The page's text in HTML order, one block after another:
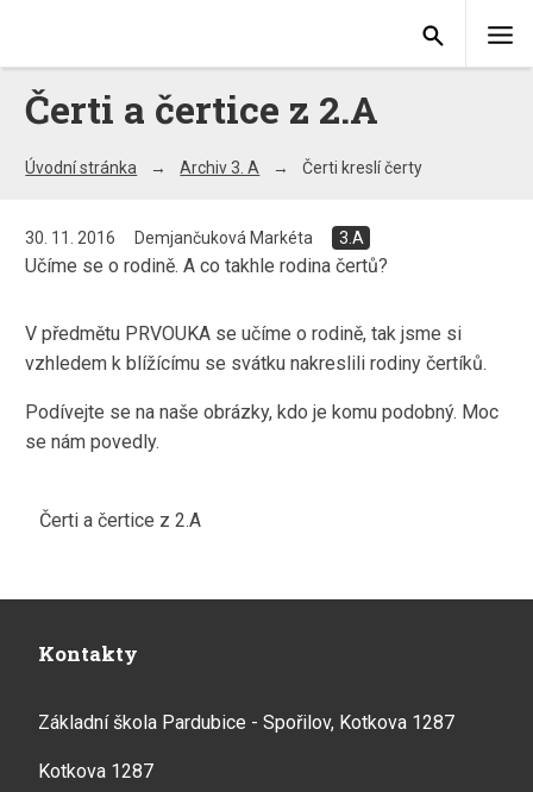
Čerti a čertice z 2.A
Úvodní stránka Archiv 3. A Čerti kreslí čerty
30. 11. 2016 Demjančuková Markéta 3.A
Učíme se o rodině. A co takhle rodina čertů?
V předmětu PRVOUKA se učíme o rodině, tak jsme si
vzhledem k blížícímu se svátku nakreslili rodiny čertíků.
Podívejte se na naše obrázky, kdo je komu podobný. Moc
se nám povedly.
Čerti a čertice z 2.A
Kontakty
Základní škola Pardubice - Spořilov, Kotkova 1287
Kotkova 1287